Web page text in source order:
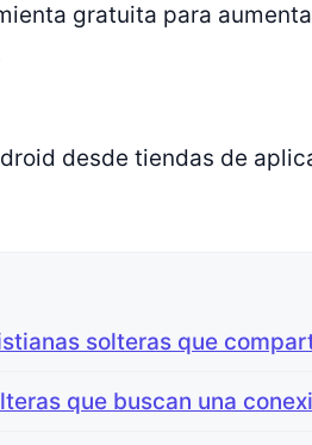
gratuita para
desde tiendas de
solteras que
que buscan una